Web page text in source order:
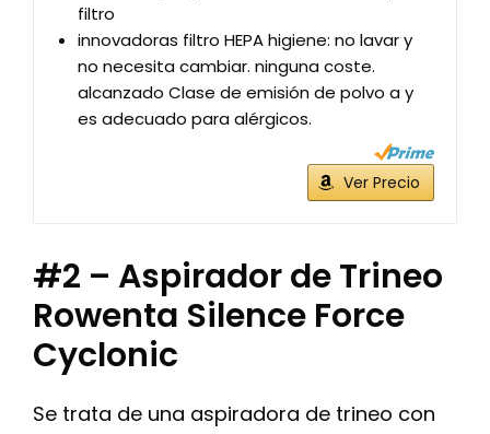
filtro
innovadoras filtro HEPA higiene: no lavar y
no necesita cambiar. ninguna coste.
alcanzado Clase de emisión de polvo a y
es adecuado para alérgicos.
Ver Precio
#2 – Aspirador de Trineo
Rowenta Silence Force
Cyclonic
Se trata de una aspiradora de trineo con